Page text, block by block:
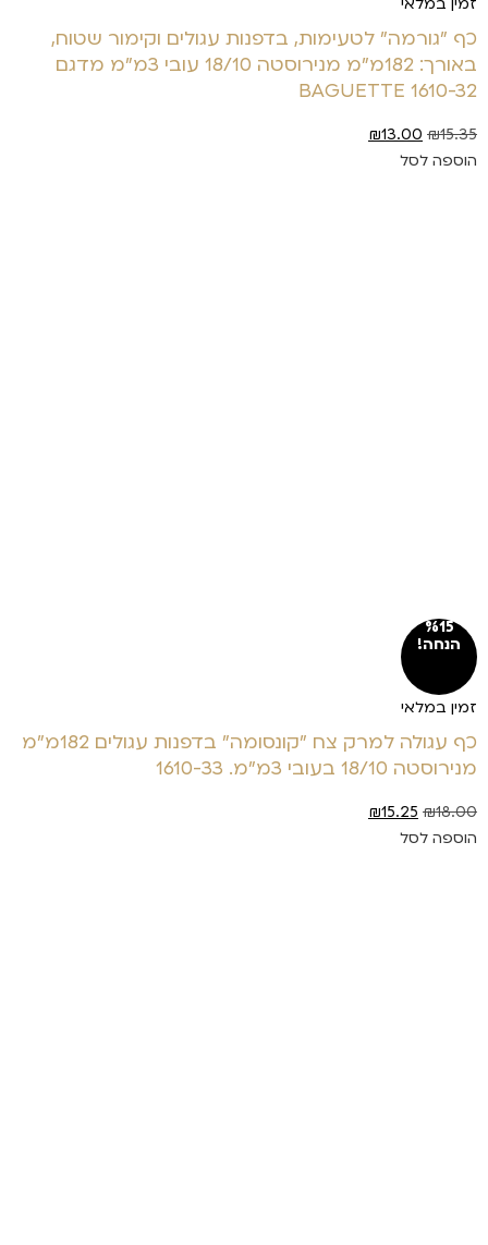
כף "גורמה" לטעימות, בדפנות עגולים וקימור שטוח,
באורך: 182מ"מ מנירוסטה 18/10 עובי 3מ"מ מדגם
BAGUETTE 1610-32
₪15.35
₪13.00
הוספה לסל
%15
הנחה!
זמין במלאי
כף עגולה למרק צח "קונסומה" בדפנות עגולים 182מ"מ
מנירוסטה 18/10 בעובי 3מ"מ. 1610-33
₪18.00
₪15.25
הוספה לסל